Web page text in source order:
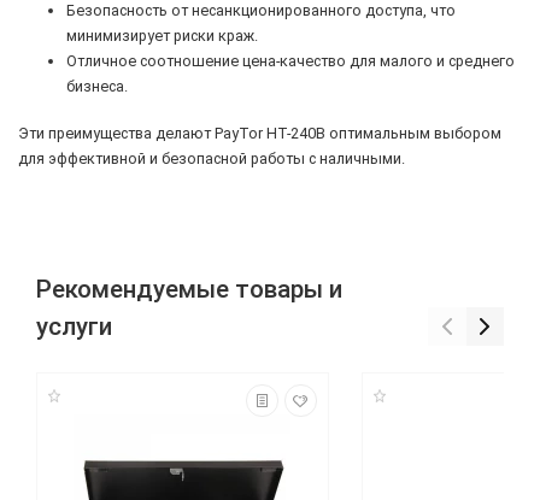
Безопасность от несанкционированного доступа, что
минимизирует риски краж.
Отличное соотношение цена-качество для малого и среднего
бизнеса.
Эти преимущества делают PayTor HT-240B оптимальным выбором
для эффективной и безопасной работы с наличными.
Рекомендуемые товары и
услуги